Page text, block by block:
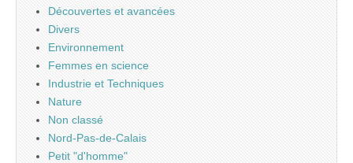
Découvertes et avancées
Divers
Environnement
Femmes en science
Industrie et Techniques
Nature
Non classé
Nord-Pas-de-Calais
Petit "d'homme"